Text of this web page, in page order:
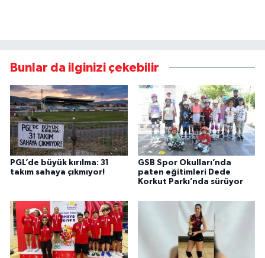
Bunlar da ilginizi çekebilir
PGL’de büyük kırılma: 31
takım sahaya çıkmıyor!
GSB Spor Okulları’nda
paten eğitimleri Dede
Korkut Parkı’nda sürüyor